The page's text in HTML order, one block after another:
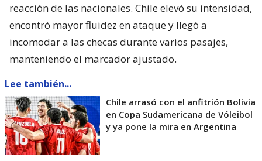
reacción de las nacionales. Chile elevó su intensidad,
encontró mayor fluidez en ataque y llegó a
incomodar a las checas durante varios pasajes,
manteniendo el marcador ajustado.
Lee también...
Chile arrasó con el anfitrión Bolivia
en Copa Sudamericana de Vóleibol
y ya pone la mira en Argentina